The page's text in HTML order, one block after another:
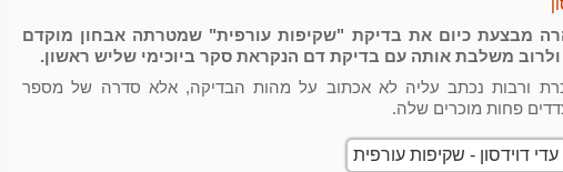
מבצעת כיום את בדיקת "שקיפות עורפית" שמטרתה אבחון מוקדם
משלבת אותה עם בדיקת דם הנקראת סקר ביוכימי שליש ראשון.
ורבות נכתב עליה לא אכתוב על מהות הבדיקה, אלא סדרה של מספר
פחות מוכרים שלה.